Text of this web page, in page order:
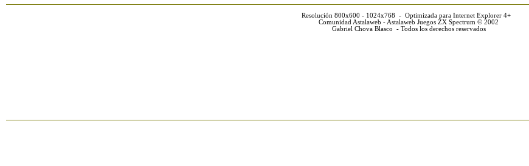
Resolución 800x600 - 1024x768 - Optimizada para Internet Explorer 4+
Comunidad Astalaweb - Astalaweb Juegos ZX Spectrum © 2002
Gabriel Chova Blasco - Todos los derechos reservados